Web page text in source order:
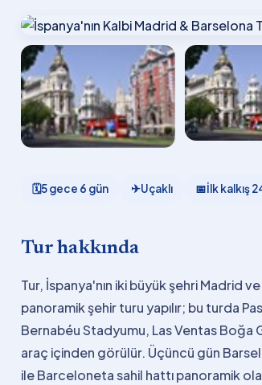
🗓5 gece 6 gün ✈Uçaklı 📅İlk kalkış
Tur hakkında
Tur, İspanya'nın iki büyük şehri Madrid
panoramik şehir turu yapılır; bu turda
Bernabéu Stadyumu, Las Ventas Boğa
araç içinden görülür. Üçüncü gün
ile Barceloneta sahil hattı panoramik